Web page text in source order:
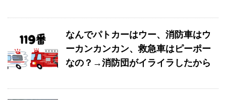
なんでパトカーはウー、消防車はウ
ーカンカンカン、救急車はピーポー
なの？→消防団がイライラしたから